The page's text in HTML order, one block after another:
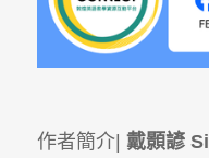
作者簡介| 戴顥諺